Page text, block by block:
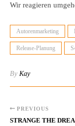
Wir reagieren
Autorenmarketing
Release-Planung
By Kay
PREVIOUS
STRANGE THE